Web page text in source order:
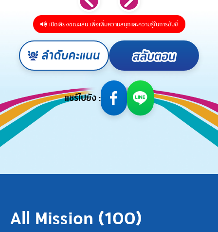
เปิดเสียงขณะเล่น เพื่อเพิ่มความสนุกและความรู้ในการขับขี่
ลำดับคะแนน
แชร์ไปยัง :
All Mission (100)